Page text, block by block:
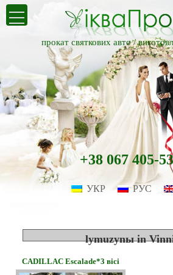
прокат святкових авто /
+38 067 405-
УКР РУС
lymuzynы in
CADILLAC Escalade*3 вісі